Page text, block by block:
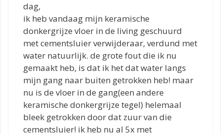
dag,
ik heb vandaag mijn keramische
donkergrijze vloer in de living geschuurd
met cementsluier verwijderaar, verdund met
water natuurlijk. de grote fout die ik nu
gemaakt heb, is dat ik het dat water langs
mijn gang naar buiten getrokken heb! maar
nu is de vloer in de gang(een andere
keramische donkergrijze tegel) helemaal
bleek getrokken door dat zuur van die
cementsluier! ik heb nu al 5x met